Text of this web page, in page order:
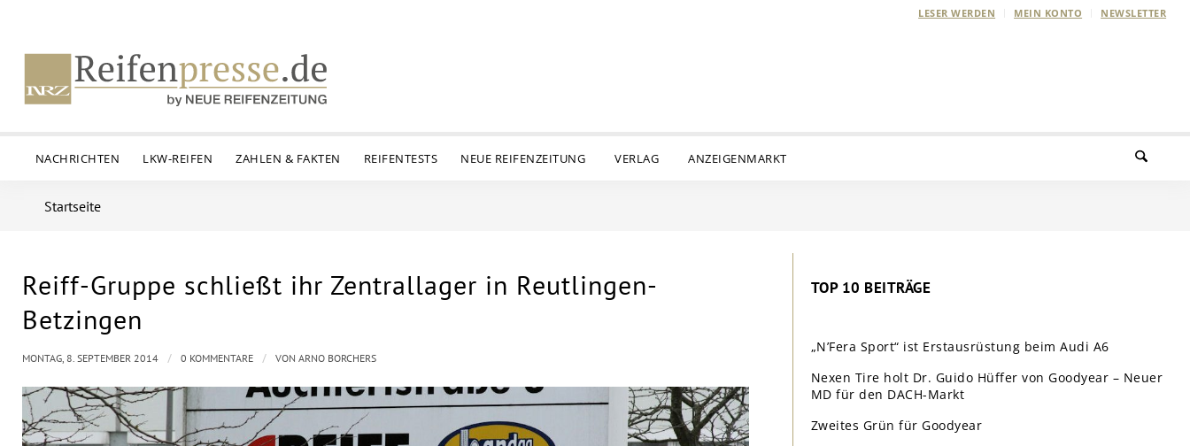
LESER WERDEN MEIN KONTO NEWSLETTER
NACHRICHTEN LKW-REIFEN ZAHLEN & FAKTEN REIFENTESTS NEUE REIFENZEITUNG VERLAG ANZEIGENMARKT
Startseite
Reiff-Gruppe schließt ihr Zentrallager in Reutlingen-
Betzingen
MONTAG, 8. SEPTEMBER 2014 / 0 KOMMENTARE / VON ARNO BORCHERS
TOP 10 BEITRÄGE
„N’Fera Sport“ ist Erstausrüstung beim Audi A6
Nexen Tire holt Dr. Guido Hüffer von Goodyear – Neuer
MD für den DACH-Markt
Zweites Grün für Goodyear